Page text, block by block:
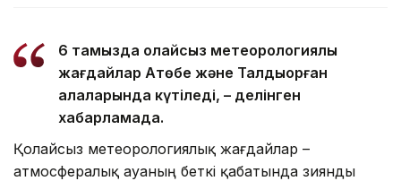
6 тамызда қолайсыз метеорологиялық
жағдайлар Ақтөбе және Талдықорған
қалаларында күтіледі, – делінген
хабарламада.
Қолайсыз метеорологиялық жағдайлар –
атмосфералық ауаның беткі қабатында зиянды